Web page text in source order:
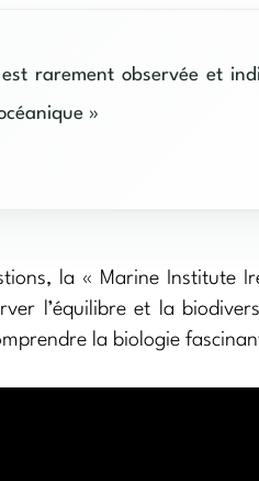
rarement observée et
»
la « Marine Institute
l’équilibre et la
la biologie